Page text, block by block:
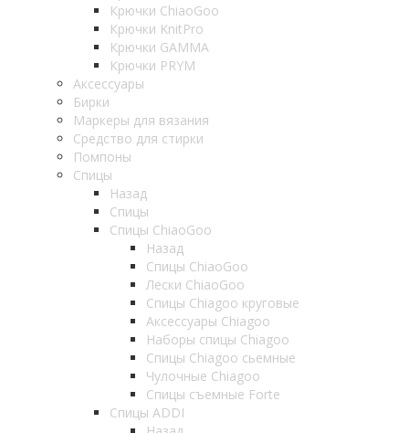
Крючки ChiaoGoo
Крючки KnitPro
Крючки GAMMA
Крючки PRYM
Аксессуары
Бирки
Маркеры для вязания
Средство для стирки
Помпоны
Спицы
Назад
Спицы
Спицы ChiaoGoo
Назад
Спицы ChiaoGoo
Лески ChiaoGoo
Cпицы Сhiagoo круговые
Аксессуары Chiagoo
Наборы спицы Chiagoo
Спицы Chiagoo сьемные
Чулочные Chiagoo
Спицы съемные Forte
Спицы ADDI